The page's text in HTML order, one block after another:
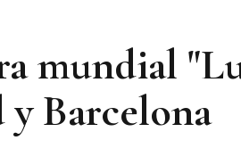
mundial
Barcelona